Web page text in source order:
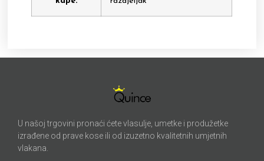
U našoj trgovini pronaći ćete vlasulje, umetke i produžetke
izrađene od prave kose ili od izuzetno kvalitetnih umjetnih
vlakana.